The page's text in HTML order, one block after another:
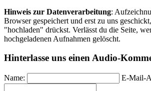
Hinweis zur Datenverarbeitung:
Browser gespeichert und erst zu uns
"hochladen" drückst. Verlässt du die Seite,
hochgeladenen Aufnahmen gelöscht.
Hinterlasse uns einen Audio-
Name: E-Mail-